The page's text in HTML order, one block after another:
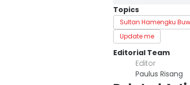
Topics
Sultan Hamengku
Update me
Editorial Team
Editor
Paulus Risang